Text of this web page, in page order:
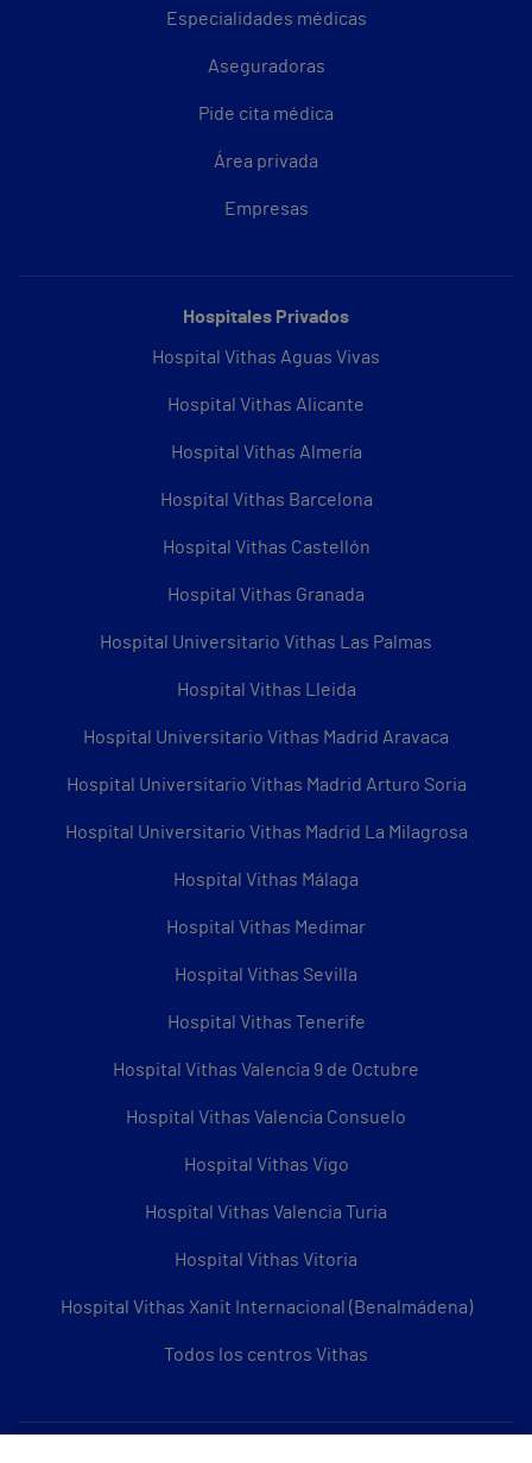
Especialidades médicas
Aseguradoras
Pide cita médica
Área privada
Empresas
Hospitales Privados
Hospital Vithas Aguas Vivas
Hospital Vithas Alicante
Hospital Vithas Almería
Hospital Vithas Barcelona
Hospital Vithas Castellón
Hospital Vithas Granada
Hospital Universitario Vithas Las Palmas
Hospital Vithas Lleida
Hospital Universitario Vithas Madrid Aravaca
Hospital Universitario Vithas Madrid Arturo Soria
Hospital Universitario Vithas Madrid La Milagrosa
Hospital Vithas Málaga
Hospital Vithas Medimar
Hospital Vithas Sevilla
Hospital Vithas Tenerife
Hospital Vithas Valencia 9 de Octubre
Hospital Vithas Valencia Consuelo
Hospital Vithas Vigo
Hospital Vithas Valencia Turia
Hospital Vithas Vitoria
Hospital Vithas Xanit Internacional (Benalmádena)
Todos los centros Vithas